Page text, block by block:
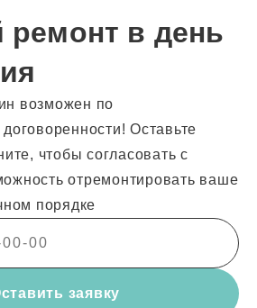
в день
возможен по
Оставьте
чтобы согласовать с
отремонтировать ваше
порядке
заявку